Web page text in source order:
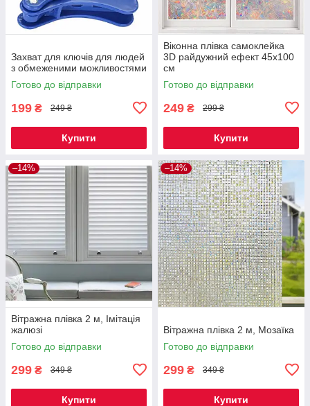
Захват для ключів для людей
з обмеженими можливостями
Готово до відправки
199 ₴ 249 ₴
Купити
Віконна плівка самоклейка
3D райдужний ефект 45х100
см
Готово до відправки
249 ₴ 299 ₴
Купити
–14%
Вітражна плівка 2 м, Імітація
жалюзі
Готово до відправки
299 ₴ 349 ₴
Купити
–14%
Вітражна плівка 2 м, Мозаїка
Готово до відправки
299 ₴ 349 ₴
Купити